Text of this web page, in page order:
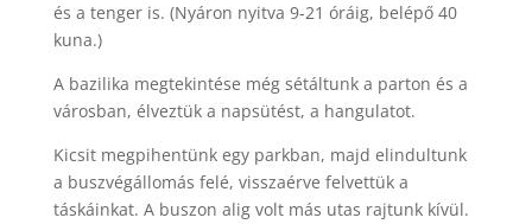
és a tenger is. (Nyáron nyitva 9-21 óráig, belépő 40
kuna.)
A bazilika megtekintése még sétáltunk a parton és a
városban, élveztük a napsütést, a hangulatot.
Kicsit megpihentünk egy parkban, majd elindultunk
a buszvégállomás felé, visszaérve felvettük a
táskáinkat. A buszon alig volt más utas rajtunk kívül.